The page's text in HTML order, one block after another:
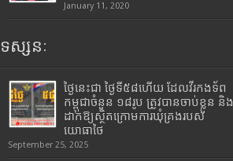
January 11, 2020
ទស្សនៈ
ថ្ងៃនេះជា ថ្ងៃទី៥៨ហើយ ដែលវីរកងទ័ព
កម្ពុជាចំនួន ១៨រូប ត្រូវបានចាប់ខ្លួន និង
ដាក់ឱ្យស្ថិតក្រោមការឃុំគ្រងរបស់
យោធាថៃ
September 25, 2025